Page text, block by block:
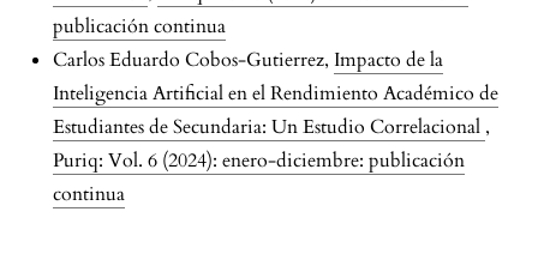
publicación continua
Carlos Eduardo Cobos-Gutierrez, Impacto de la
Inteligencia Artificial en el Rendimiento Académico de
Estudiantes de Secundaria: Un Estudio Correlacional ,
Puriq: Vol. 6 (2024): enero-diciembre: publicación
continua